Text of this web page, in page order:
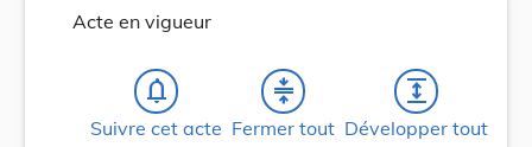
Acte en vigueur
notifications_none
Suivre cet acte
compress
Fermer tout
expand
Développer tout